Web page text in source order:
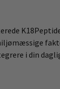
i din